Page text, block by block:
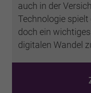
auch in der
Technologie spielt
doch ein
digitalen Wandel